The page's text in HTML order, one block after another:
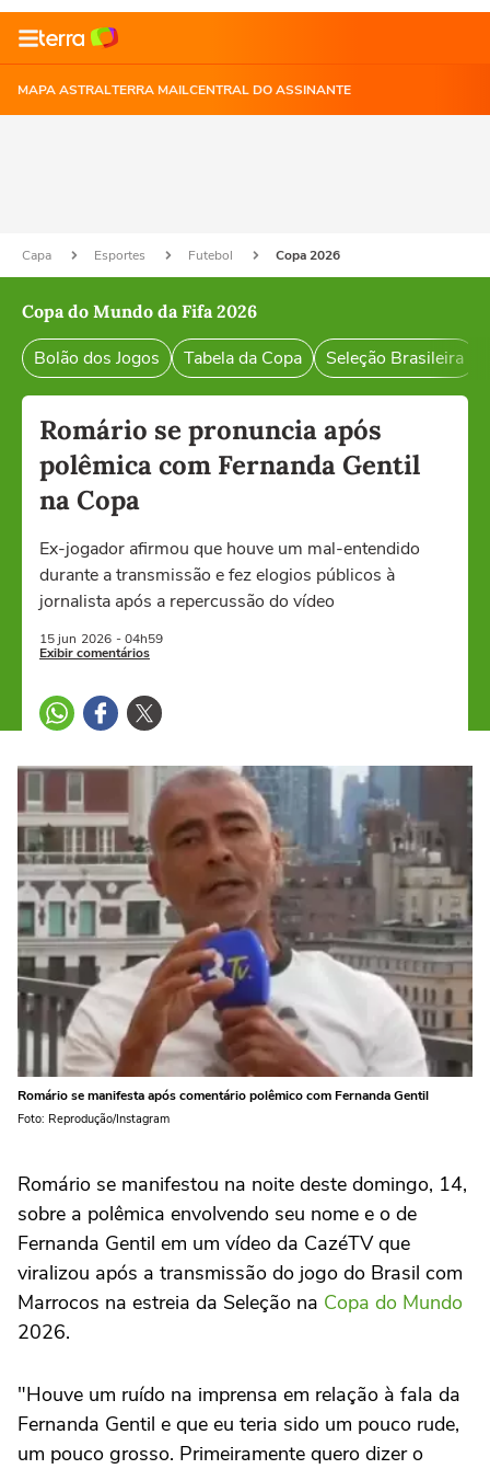
MAPA ASTRALTERRA MAILCENTRAL DO ASSINANTE
Capa Esportes Futebol Copa 2026
Copa do Mundo da Fifa 2026
Bolão dos Jogos Tabela da Copa Seleção Brasileira
Romário se pronuncia após
polêmica com Fernanda Gentil
na Copa
Ex-jogador afirmou que houve um mal-entendido
durante a transmissão e fez elogios públicos à
jornalista após a repercussão do vídeo
15 jun 2026 - 04h59
Exibir comentários
Romário se manifesta após comentário polêmico com Fernanda Gentil
Foto: Reprodução/Instagram
Romário se manifestou na noite deste domingo, 14,
sobre a polêmica envolvendo seu nome e o de
Fernanda Gentil em um vídeo da CazéTV que
viralizou após a transmissão do jogo do Brasil com
Marrocos na estreia da Seleção na Copa do Mundo
2026.
"Houve um ruído na imprensa em relação à fala da
Fernanda Gentil e que eu teria sido um pouco rude,
um pouco grosso. Primeiramente quero dizer o